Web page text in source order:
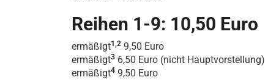
Reihen 1-9: 10,50 Euro
ermäßigt1,2 9,50 Euro
ermäßigt3 6,50 Euro (nicht Hauptvorstellung)
ermäßigt4 9,50 Euro